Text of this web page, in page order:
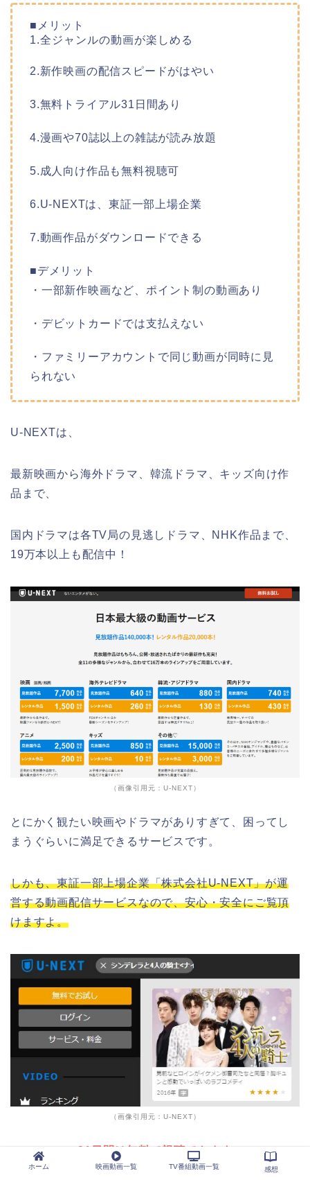
■メリット
1.全ジャンルの動画が楽しめる
2.新作映画の配信スピードがはやい
3.無料トライアル31日間あり
4.漫画や70誌以上の雑誌が読み放題
5.成人向け作品も無料視聴可
6.U-NEXTは、東証一部上場企業
7.動画作品がダウンロードできる
■デメリット
・一部新作映画など、ポイント制の動画あり
・デビットカードでは支払えない
・ファミリーアカウントで同じ動画が同時に見
られない
U-NEXTは、
最新映画から海外ドラマ、韓流ドラマ、キッズ向け作
品まで、
国内ドラマは各TV局の見逃しドラマ、NHK作品まで、
19万本以上も配信中！
（画像引用元：U-NEXT）
とにかく観たい映画やドラマがありすぎて、困ってし
まうぐらいに満足できるサービスです。
しかも、東証一部上場企業「株式会社U-NEXT」が運
営する動画配信サービスなので、安心・安全にご覧頂
けますよ。
（画像引用元：U-NEXT）
▼31日間は無料で視聴できます▼
ホーム 映画動画一覧 TV番組動画一覧 感想